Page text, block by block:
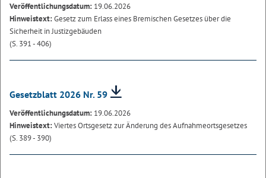
Veröffentlichungsdatum: 19.06.2026
Hinweistext:Gesetz zum Erlass eines Bremischen Gesetzes über die
Sicherheit in Justizgebäuden
(S. 391 - 406)
Gesetzblatt 2026 Nr. 59
Veröffentlichungsdatum: 19.06.2026
Hinweistext:Viertes Ortsgesetz zur Änderung des Aufnahmeortsgesetzes
(S. 389 - 390)